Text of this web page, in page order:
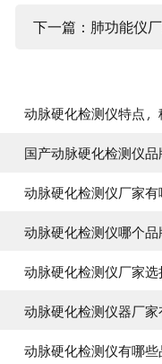
下一篇：肺功能仪
动脉硬化检测仪特点
国产动脉硬化检测仪
动脉硬化检测仪厂家
动脉硬化检测仪哪个
动脉硬化检测仪厂家
动脉硬化检测仪器厂
动脉硬化检测仪有哪